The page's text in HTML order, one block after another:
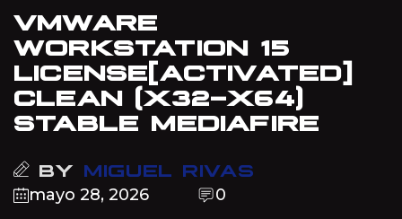
VMWARE
WORKSTATION 15
LICENSE[ACTIVATED]
CLEAN (X32-X64)
STABLE MEDIAFIRE
BY MIGUEL RIVAS
mayo 28, 2026 0